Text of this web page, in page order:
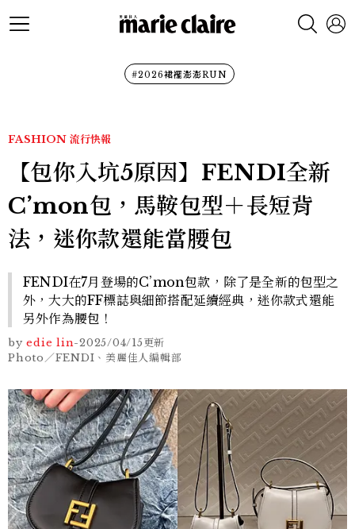
#2026裙襬澎澎RUN
FASHION 流行快報
【包你入坑5原因】FENDI全新
C’mon包，馬鞍包型＋長短背
法，迷你款還能當腰包
FENDI在7月登場的C’mon包款，除了是全新的包型之
外，大大的FF標誌與細節搭配延續經典，迷你款式還能
另外作為腰包！
by edie lin-2025/04/15更新
Photo／FENDI、美麗佳人編輯部